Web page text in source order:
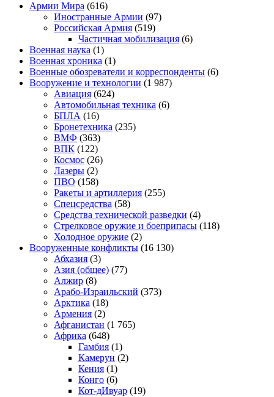
Армии Мира (616)
Иностранные Армии (97)
Российская Армия (519)
Частичная мобилизация (6)
Военная наука (1)
Военная хроника (1)
Военные обозреватели и корреспонденты (6)
Вооружение и технологии (1 987)
Авиация (624)
Автомобильная техника (6)
БПЛА (16)
Бронетехника (235)
ВМФ (363)
ВПК (122)
Космос (26)
Лазеры (2)
ПВО (158)
Ракеты и артиллерия (255)
Спецсредства (58)
Средства технической разведки (4)
Стрелковое оружие и боеприпасы (118)
Холодное оружие (2)
Вооруженные конфликты (16 130)
Абхазия (3)
Азия (общее) (77)
Алжир (8)
Арабо-Израильский (373)
Арктика (18)
Армения (2)
Афганистан (1 765)
Африка (648)
Гамбия (1)
Камерун (2)
Кения (1)
Конго (6)
Кот-дИвуар (19)